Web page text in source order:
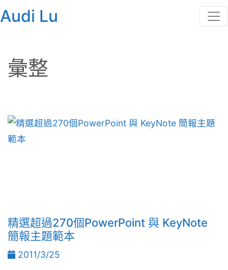
Audi Lu
彙整
精選超過270個PowerPoint 與 KeyNote
簡報主題範本
2011/3/25